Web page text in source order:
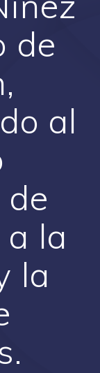
de
al
la
la